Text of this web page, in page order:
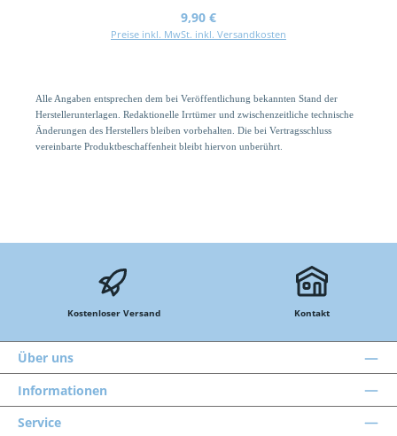
Regulärer Preis:
9,90 €
Preise inkl. MwSt. inkl. Versandkosten
Alle Angaben entsprechen dem bei Veröffentlichung bekannten Stand der
Herstellerunterlagen. Redaktionelle Irrtümer und zwischenzeitliche technische
Änderungen des Herstellers bleiben vorbehalten. Die bei Vertragsschluss
vereinbarte Produktbeschaffenheit bleibt hiervon unberührt.
Kostenloser Versand Kontakt
Über uns
Informationen
Service